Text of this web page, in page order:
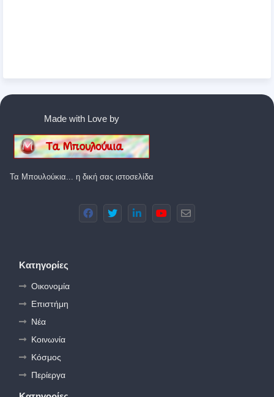
Made with Love by
Τα Μπουλούκια... η δική σας ιστοσελίδα
Κατηγορίες
Οικονομία
Επιστήμη
Νέα
Κοινωνία
Κόσμος
Περίεργα